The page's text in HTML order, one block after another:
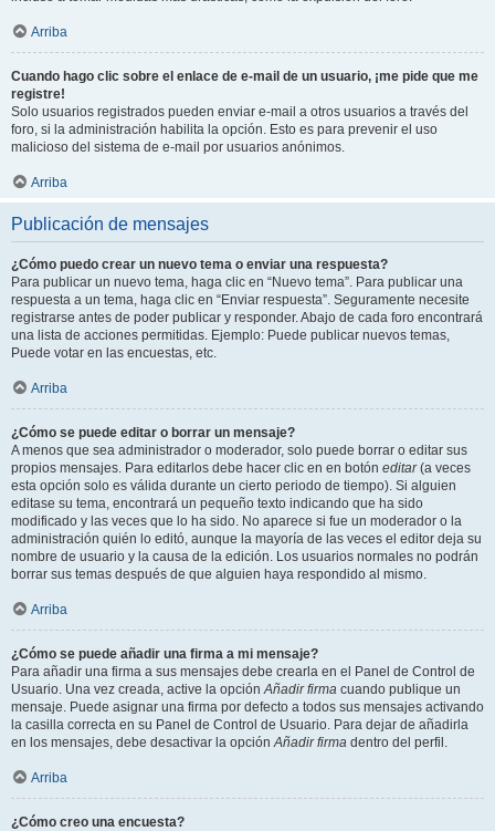
Arriba
Cuando hago clic sobre el enlace de e-mail de un usuario, ¡me pide que me
registre!
Solo usuarios registrados pueden enviar e-mail a otros usuarios a través del
foro, si la administración habilita la opción. Esto es para prevenir el uso
malicioso del sistema de e-mail por usuarios anónimos.
Arriba
Publicación de mensajes
¿Cómo puedo crear un nuevo tema o enviar una respuesta?
Para publicar un nuevo tema, haga clic en “Nuevo tema”. Para publicar una
respuesta a un tema, haga clic en “Enviar respuesta”. Seguramente necesite
registrarse antes de poder publicar y responder. Abajo de cada foro encontrará
una lista de acciones permitidas. Ejemplo: Puede publicar nuevos temas,
Puede votar en las encuestas, etc.
Arriba
¿Cómo se puede editar o borrar un mensaje?
A menos que sea administrador o moderador, solo puede borrar o editar sus
propios mensajes. Para editarlos debe hacer clic en en botón editar(a veces
esta opción solo es válida durante un cierto periodo de tiempo). Si alguien
editase su tema, encontrará un pequeño texto indicando que ha sido
modificado y las veces que lo ha sido. No aparece si fue un moderador o la
administración quién lo editó, aunque la mayoría de las veces el editor deja su
nombre de usuario y la causa de la edición. Los usuarios normales no podrán
borrar sus temas después de que alguien haya respondido al mismo.
Arriba
¿Cómo se puede añadir una firma a mi mensaje?
Para añadir una firma a sus mensajes debe crearla en el Panel de Control de
Usuario. Una vez creada, active la opciónAñadir firma cuando publique un
mensaje. Puede asignar una firma por defecto a todos sus mensajes activando
la casilla correcta en su Panel de Control de Usuario. Para dejar de añadirla
en los mensajes, debe desactivar la opciónAñadir firma dentro del perfil.
Arriba
¿Cómo creo una encuesta?